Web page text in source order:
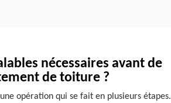
nécessaires avant de
de toiture ?
opération qui se fait en plusieurs étapes.